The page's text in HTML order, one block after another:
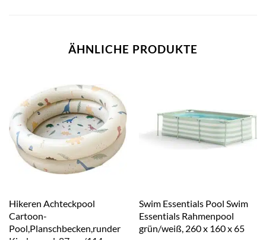
ÄHNLICHE PRODUKTE
Hikeren Achteckpool
Cartoon-
Pool,Planschbecken,runder
Swim Essentials Pool Swim
Essentials Rahmenpool
grün/weiß, 260 x 160 x 65